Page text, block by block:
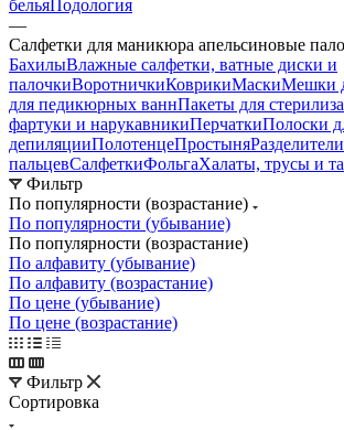
бельяПодология
—
Салфетки для маникюра апельсиновые
БахилыВлажные салфетки, ватные диски и
палочкиВоротничкиКоврикиМаскиМешки
для педикюрных ваннПакеты для
фартуки и нарукавникиПерчаткиПолоски
депиляцииПолотенцеПростыня
пальцевСалфеткиФольгаХалаты, трусы и
Фильтр
По популярности (возрастание)
По популярности (убывание)
По популярности (возрастание)
По алфавиту (убывание)
По алфавиту (возрастание)
По цене (убывание)
По цене (возрастание)
Фильтр
Сортировка